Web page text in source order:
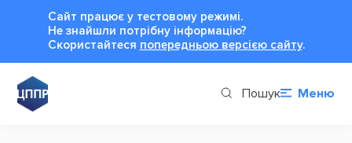
Сайт працює у тестовому режимі.
Не знайшли потрібну інформацію?
Cкористайтеся попередньою версією сайту.
Пошук Меню